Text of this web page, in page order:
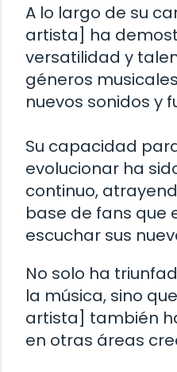
A lo largo de su
artista] ha
versatilidad y
géneros
nuevos sonidos y
Su capacidad
evolucionar ha
continuo,
base de fans que
escuchar sus
No solo ha
la música, sino
artista] también
en otras áreas